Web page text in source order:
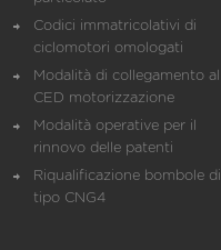
Codici immatricolativi di
ciclomotori omologati
Modalità di collegamento al
CED motorizzazione
Modalità operative per il
rinnovo delle patenti
Riqualificazione bombole di
tipo CNG4